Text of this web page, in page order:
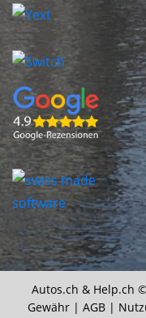
Autos.ch & Help.ch
Gewähr | AGB|